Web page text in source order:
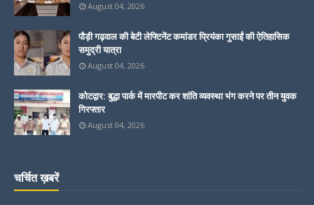
August 04, 2026
पौड़ी गढ़वाल की बेटी लेफ्टिनेंट कमांडर प्रियंका गुसाईं की ऐतिहासिक
समुद्री यात्रा
August 04, 2026
कोटद्वार: बुद्धा पार्क में मारपीट कर शांति व्यवस्था भंग करने पर तीन युवक
गिरफ्तार
August 04, 2026
चर्चित ख़बरें